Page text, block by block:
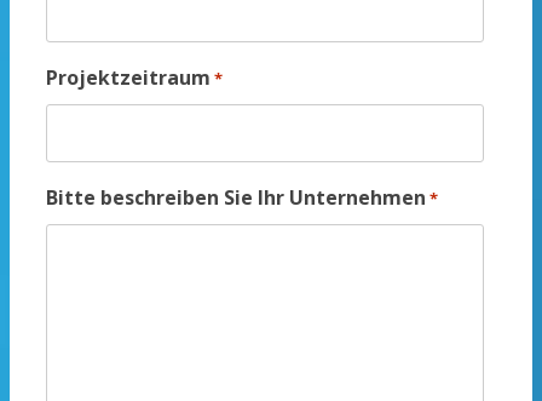
Projektzeitraum *
Bitte beschreiben Sie Ihr Unternehmen *